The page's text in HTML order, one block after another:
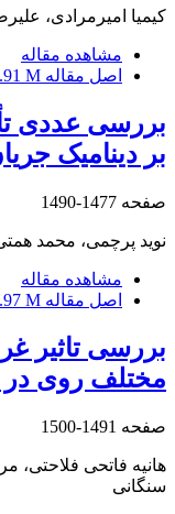
کیمیا امیرمرادی،
مشاهده مقاله
اصل مقاله M
بررسی عددی
بر دینامیک
صفحه 1477-1490
نوید پرچمی، محمد
مشاهده مقاله
اصل مقاله M
بررسی تاثیر
مختلف روی در
صفحه 1491-1500
هانیه فاتحی فلاحتی،
سنگانی